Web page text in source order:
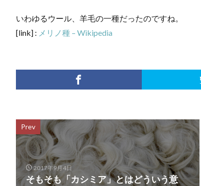
いわゆるウール、羊毛の一種だったのですね。
[link] : メリノ種 – Wikipedia
Prev
2017年9月4日
そもそも「カシミア」とはどういう意